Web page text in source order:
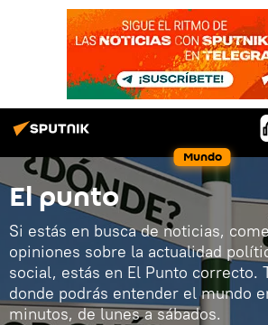
Mundo
El punto
Si estás en busca de noticias,
opiniones sobre la actualidad
social, estás en El Punto correcto.
donde podrás entender el mundo
minutos, de lunes a sábados.